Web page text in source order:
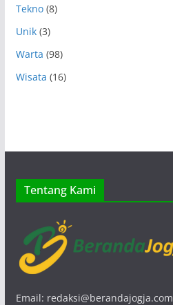
Tekno(8)
Unik(3)
Warta (98)
Wisata (16)
Tentang Kami
Email: redaksi@berandajogja.com